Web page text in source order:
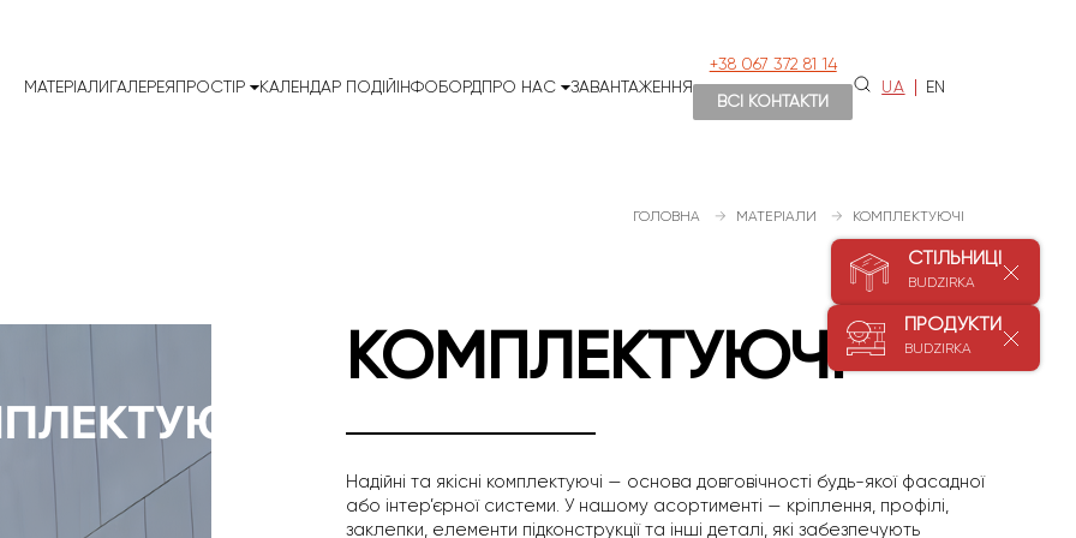
МАТЕРІАЛИ ГАЛЕРЕЯ ПРОСТІР КАЛЕНДАР ПОДІЙ ІНФОБОРД ПРО НАС ЗАВАНТАЖЕННЯ
+38 067 372 81 14
ВСІ КОНТАКТИ
UA EN
ГОЛОВНА МАТЕРІАЛИ КОМПЛЕКТУЮЧІ
КОМПЛЕКТУЮЧІ
Надійні та якісні комплектуючі — основа довговічності будь-якої фасадної
або інтер’єрної системи. У нашому асортименті — кріплення, профілі,
заклепки, елементи підконструкції та інші деталі, які забезпечують
СТІЛЬНИЦІ
BUDZIRKA
ПРОДУКТИ
BUDZIRKA